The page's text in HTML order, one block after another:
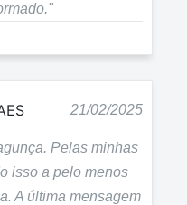
21/02/2025
Pelas minhas
isso a pelo menos
A última mensagem